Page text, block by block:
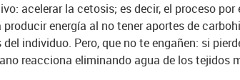
acelerar la cetosis; es decir, el proceso
energía al no tener aportes de
del individuo. Pero, que no te engañen: si
reacciona eliminando agua de los tejidos